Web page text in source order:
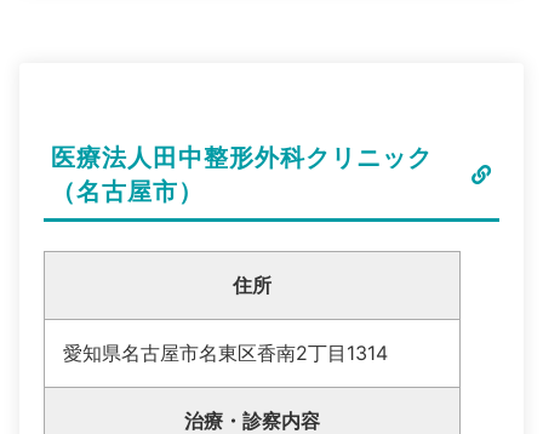
医療法人田中整形外科クリニック
（名古屋市）
住所
愛知県名古屋市名東区香南2丁目1314
治療・診察内容